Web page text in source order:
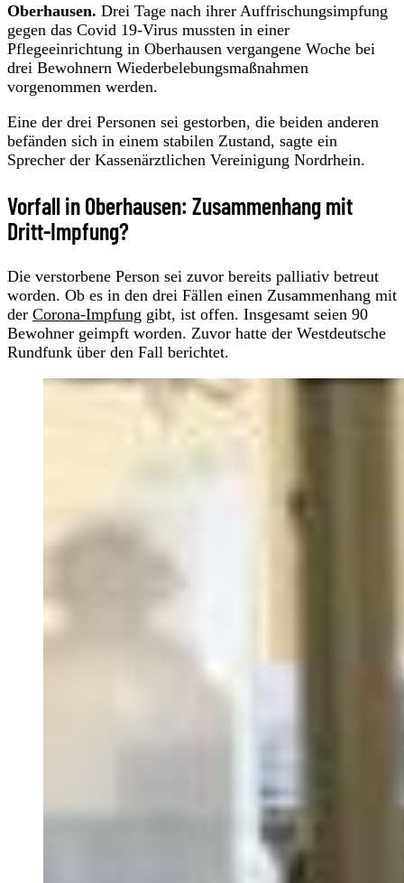
Oberhausen. Drei Tage nach ihrer Auffrischungsimpfung
gegen das Covid 19-Virus mussten in einer
Pflegeeinrichtung in Oberhausen vergangene Woche bei
drei Bewohnern Wiederbelebungsmaßnahmen
vorgenommen werden.
Eine der drei Personen sei gestorben, die beiden anderen
befänden sich in einem stabilen Zustand, sagte ein
Sprecher der Kassenärztlichen Vereinigung Nordrhein.
Vorfall in Oberhausen: Zusammenhang mit
Dritt-Impfung?
Die verstorbene Person sei zuvor bereits palliativ betreut
worden. Ob es in den drei Fällen einen Zusammenhang mit
der Corona-Impfung gibt, ist offen. Insgesamt seien 90
Bewohner geimpft worden. Zuvor hatte der Westdeutsche
Rundfunk über den Fall berichtet.